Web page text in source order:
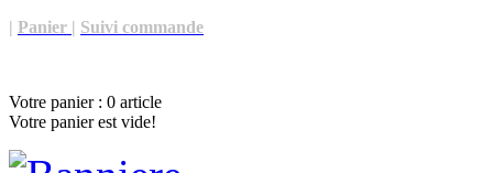
| Panier | Suivi commande
Votre panier : 0 article
Votre panier est vide!